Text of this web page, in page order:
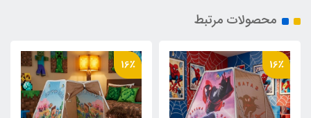
وزن
2500 گرم
مناسب برای بازی
محصولات مرتبط
16٪ 16٪